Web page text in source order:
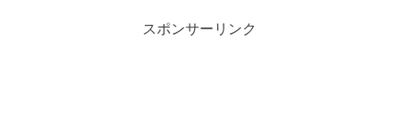
スポンサーリンク